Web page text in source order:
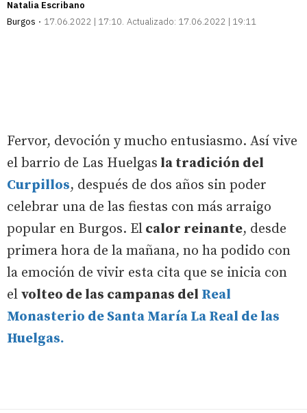
Natalia Escribano
Burgos
17.06.2022 | 17:10 Actualizado: 17.06.2022 | 19:11
Fervor, devoción y mucho entusiasmo. Así vive
el barrio de Las Huelgas la tradición del
Curpillos, después de dos años sin poder
celebrar una de las fiestas con más arraigo
popular en Burgos. El calor reinante, desde
primera hora de la mañana, no ha podido con
la emoción de vivir esta cita que se inicia con
el volteo de las campanas del Real
Monasterio de Santa María La Real de las
Huelgas.